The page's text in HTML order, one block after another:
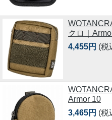
クロ｜
4,455円 (税
Armor 10
3,465円 (税